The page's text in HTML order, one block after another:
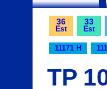
36
Est
33
Est
11171 H
TP